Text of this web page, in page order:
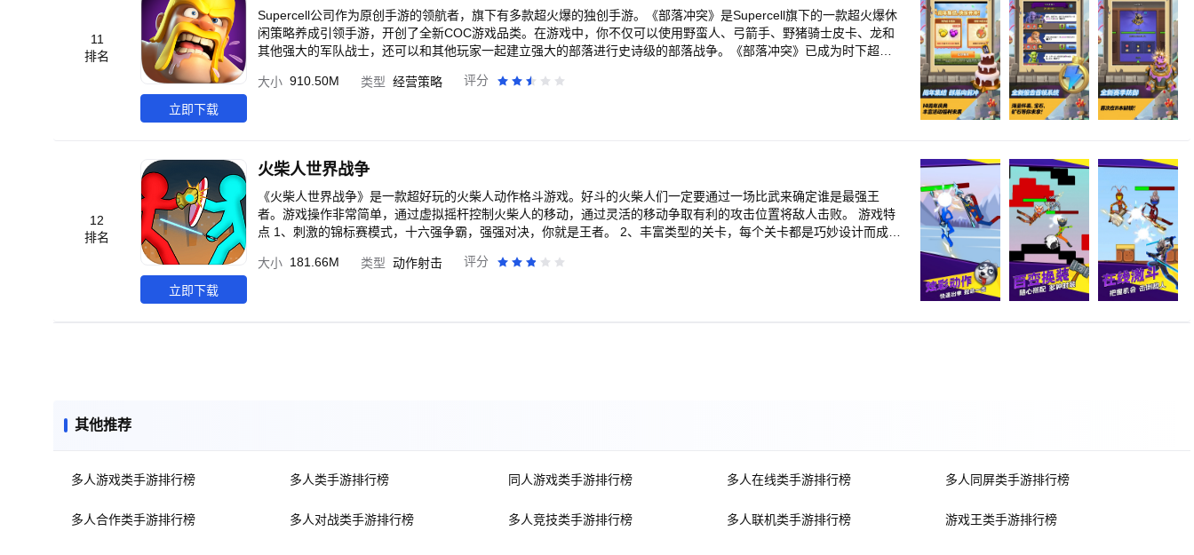
11
排名
立即下载
Supercell公司作为原创手游的领航者，旗下有多款超火爆的独创手游。《部落冲突》是Supercell旗下的一款超火爆休
闲策略养成引领手游，开创了全新COC游戏品类。在游戏中，你不仅可以使用野蛮人、弓箭手、野猪骑士皮卡、龙和
其他强大的军队战士，还可以和其他玩家一起建立强大的部落进行史诗级的部落战争。《部落冲突》已成为时下超火
们，体验超丰富的游戏活动，与好友共聚，一起畅享策略盛宴吧！
大小 910.50M 类型 经营策略 评分
12
排名
立即下载
火柴人世界战争
《火柴人世界战争》是一款超好玩的火柴人动作格斗游戏。好斗的火柴人们一定要通过一场比武来确定谁是最强王
者。游戏操作非常简单，通过虚拟摇杆控制火柴人的移动，通过灵活的移动争取有利的攻击位置将敌人击败。 游戏特
点 1、刺激的锦标赛模式，十六强争霸，强强对决，你就是王者。 2、丰富类型的关卡，每个关卡都是巧妙设计而成，
胜所有的对手，就是格斗竞技的胜利者。 -多种道具助攻，操作简单易上手，挑战你的战斗力！ -拳拳到肉，真实暴击
大小 181.66M 类型 动作射击 评分
其他推荐
多人游戏类手游排行榜 多人类手游排行榜 同人游戏类手游排行榜 多人在线类手游排行榜 多人同屏类手游排行榜
多人合作类手游排行榜 多人对战类手游排行榜 多人竞技类手游排行榜 多人联机类手游排行榜 游戏王类手游排行榜